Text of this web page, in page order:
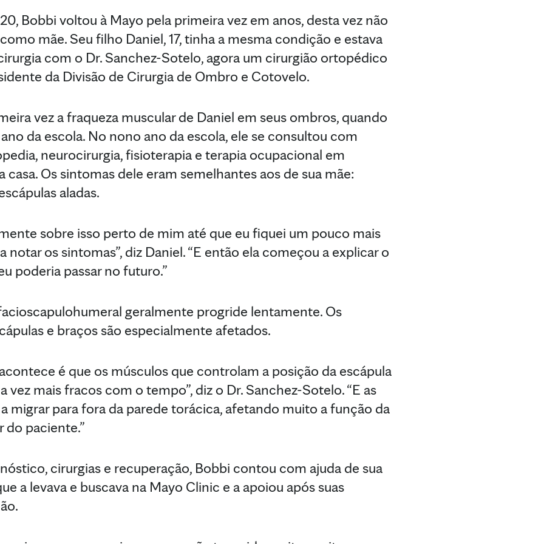
Bobbi voltou à Mayo pela primeira vez em anos, desta vez não
mãe. Seu filho Daniel, 17, tinha a mesma condição e estava
com o Dr. Sanchez-Sotelo, agora um cirurgião ortopédico
da Divisão de Cirurgia de Ombro e Cotovelo.
vez a fraqueza muscular de Daniel em seus ombros, quando
da escola. No nono ano da escola, ele se consultou com
neurocirurgia, fisioterapia e terapia ocupacional em
casa. Os sintomas dele eram semelhantes aos de sua mãe:
aladas.
sobre isso perto de mim até que eu fiquei um pouco mais
notar os sintomas”, diz Daniel. “E então ela começou a explicar o
poderia passar no futuro.”
geralmente progride lentamente. Os
e braços são especialmente afetados.
é que os músculos que controlam a posição da escápula
vez mais fracos com o tempo”, diz o Dr. Sanchez-Sotelo. “E as
migrar para fora da parede torácica, afetando muito a função da
paciente.”
cirurgias e recuperação, Bobbi contou com ajuda de sua
a levava e buscava na Mayo Clinic e a apoiou após suas